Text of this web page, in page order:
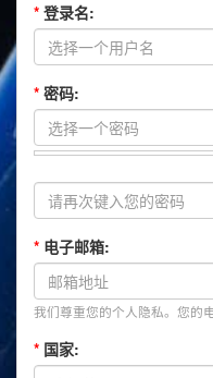
* 登录名:
* 密码:
* 电子邮箱:
我们尊重您的个人隐私。您的
* 国家: